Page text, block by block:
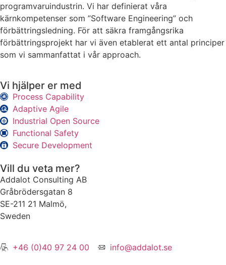
programvaruindustrin. Vi har definierat våra
kärnkompetenser som ”Software Engineering” och
förbättringsledning. För att säkra framgångsrika
förbättringsprojekt har vi även etablerat ett antal principer
som vi sammanfattat i vår approach.
Vi hjälper er med
Process Capability
Adaptive Agile
Industrial Open Source
Functional Safety
Secure Development
Vill du veta mer?
Addalot Consulting AB
Gråbrödersgatan 8
SE-211 21 Malmö,
Sweden
+46 (0)40 97 24 00 info@addalot.se